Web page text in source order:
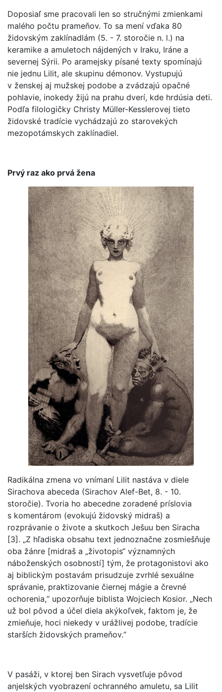
Doposiaľ sme pracovali len so stručnými zmienkami
malého počtu prameňov. To sa mení vďaka 80
židovským zaklínadlám (5. - 7. storočie n. l.) na
keramike a amuletoch nájdených v Iraku, Iráne a
severnej Sýrii. Po aramejsky písané texty spomínajú
nie jednu Lilit, ale skupinu démonov. Vystupujú
v ženskej aj mužskej podobe a zvádzajú opačné
pohlavie, inokedy žijú na prahu dverí, kde hrdúsia deti.
Podľa filologičky Christy Müller-Kesslerovej tieto
židovské tradície vychádzajú zo starovekých
mezopotámskych zaklínadiel.
Prvý raz ako prvá žena
Radikálna zmena vo vnímaní Lilit nastáva v diele
Sirachova abeceda (Sirachov Alef-Bet, 8. - 10.
storočie). Tvoria ho abecedne zoradené príslovia
s komentárom (evokujú židovský midraš) a
rozprávanie o živote a skutkoch Ješuu ben Siracha
[3]. „Z hľadiska obsahu text jednoznačne zosmiešňuje
oba žánre [midraš a „životopis“ významných
náboženských osobností] tým, že protagonistovi ako
aj biblickým postavám prisudzuje zvrhlé sexuálne
správanie, praktizovanie čiernej mágie a črevné
ochorenia,“ upozorňuje biblista Wojciech Kosior. „Nech
už bol pôvod a účel diela akýkoľvek, faktom je, že
zmieňuje, hoci niekedy v urážlivej podobe, tradície
starších židovských prameňov.“
V pasáži, v ktorej ben Sirach vysvetľuje pôvod
anjelských vyobrazení ochranného amuletu, sa Lilit